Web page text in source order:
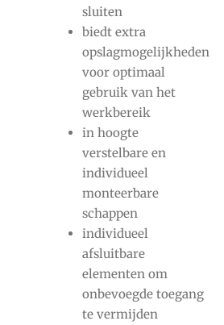
sluiten
biedt extra
opslagmogelijkheden
voor optimaal
gebruik van het
werkbereik
in hoogte
verstelbare en
individueel
monteerbare
schappen
individueel
afsluitbare
elementen om
onbevoegde toegang
te vermijden